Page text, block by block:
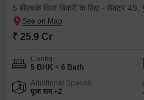
5 बीएचके विला बिक्री के लिए - सेक्टर 49,
₹ 25.9 Cr
Config
5 BHK + 6 Bath
Additional Spaces
पूजा रूम +2